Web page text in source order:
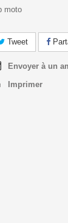
moto
Tweet
Envoyer à un
Imprimer